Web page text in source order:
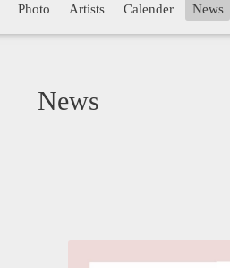
Photo Artists Calender News
News